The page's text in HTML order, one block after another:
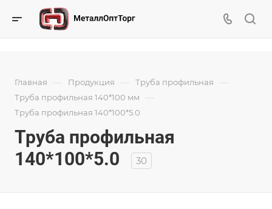
Главная — Продукция — Труба профильная —
Труба профильная 140*100 мм —
Труба профильная 140*100*5.0
Труба профильная
140*100*5.0
30